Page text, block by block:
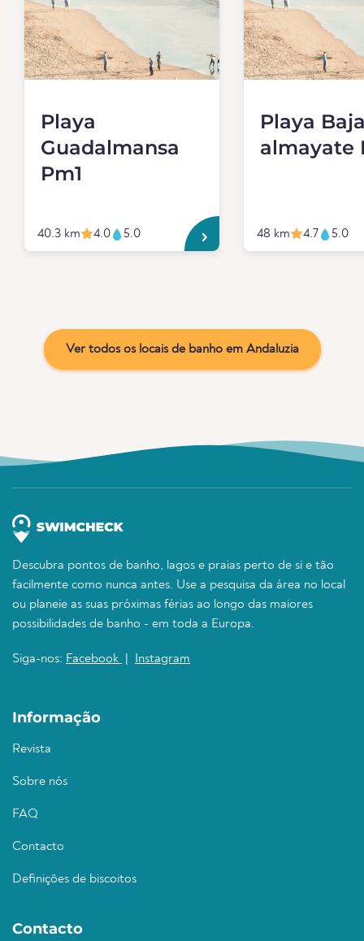
Playa
Guadalmansa
Pm1
40.3 km 4.0 5.0
Playa
almayate
48 km 4.7 5.0
Ver todos os locais de banho em Andaluzia
Descubra pontos de banho, lagos e praias perto de si e tão
facilmente como nunca antes. Use a pesquisa da área no local
ou planeie as suas próximas férias ao longo das maiores
possibilidades de banho - em toda a Europa.
Siga-nos: Facebook Instagram
Informação
Revista
Sobre nós
FAQ
Contacto
Definições de biscoitos
Contacto